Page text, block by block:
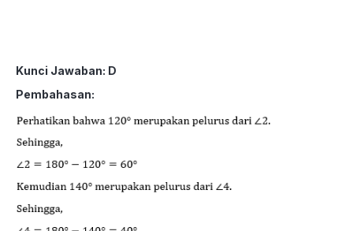
Kunci Jawaban: D
Pembahasan: